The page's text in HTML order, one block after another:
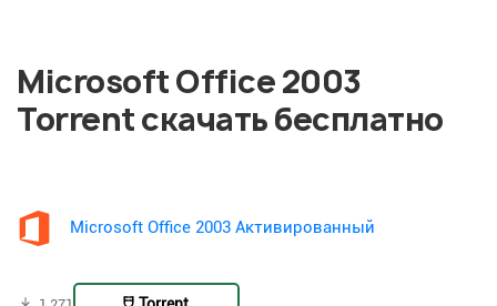
Microsoft Office 2003
Torrent скачать бесплатно
Microsoft Office 2003 Активированный